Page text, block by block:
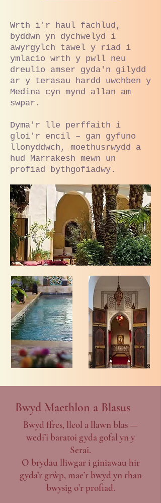
Wrth i'r haul fachlud,
byddwn yn dychwelyd i
awyrgylch tawel y riad i
ymlacio wrth y pwll neu
dreulio amser gyda'n gilydd
ar y terasau hardd uwchben y
Medina cyn mynd allan am
swpar.
Dyma'r lle perffaith i
gloi'r encil – gan gyfuno
llonyddwch, moethusrwydd a
hud Marrakesh mewn un
profiad bythgofiadwy.
Bwyd Maethlon a Blasus
Bwyd ffres, lleol a llawn blas —
wedi’i baratoi gyda gofal yn y
Serai.
O brydau lliwgar i giniawau hir
gyda’r grŵp, mae’r bwyd yn rhan
bwysig o’r profiad.